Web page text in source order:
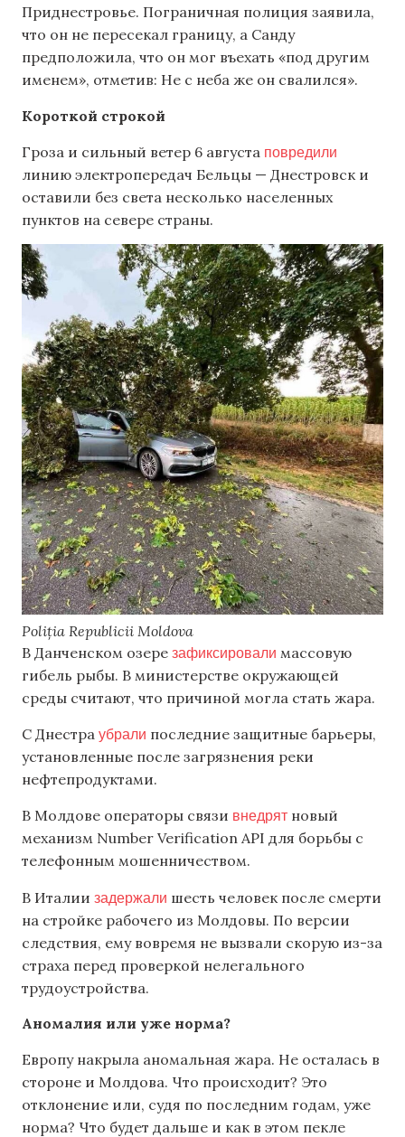
Приднестровье. Пограничная полиция заявила,
что он не пересекал границу, а Санду
предположила, что он мог въехать «под другим
именем», отметив: Не с неба же он свалился».
Короткой строкой
Гроза и сильный ветер 6 августа повредили
линию электропередач Бельцы — Днестровск и
оставили без света несколько населенных
пунктов на севере страны.
Poliția Republicii Moldova
В Данченском озере зафиксировали массовую
гибель рыбы. В министерстве окружающей
среды считают, что причиной могла стать жара.
С Днестра убрали последние защитные барьеры,
установленные после загрязнения реки
нефтепродуктами.
В Молдове операторы связи внедрят новый
механизм Number Verification API для борьбы с
телефонным мошенничеством.
В Италии задержали шесть человек после смерти
на стройке рабочего из Молдовы. По версии
следствия, ему вовремя не вызвали скорую из-за
страха перед проверкой нелегального
трудоустройства.
Аномалия или уже норма?
Европу накрыла аномальная жара. Не осталась в
стороне и Молдова. Что происходит? Это
отклонение или, судя по последним годам, уже
норма? Что будет дальше и как в этом пекле